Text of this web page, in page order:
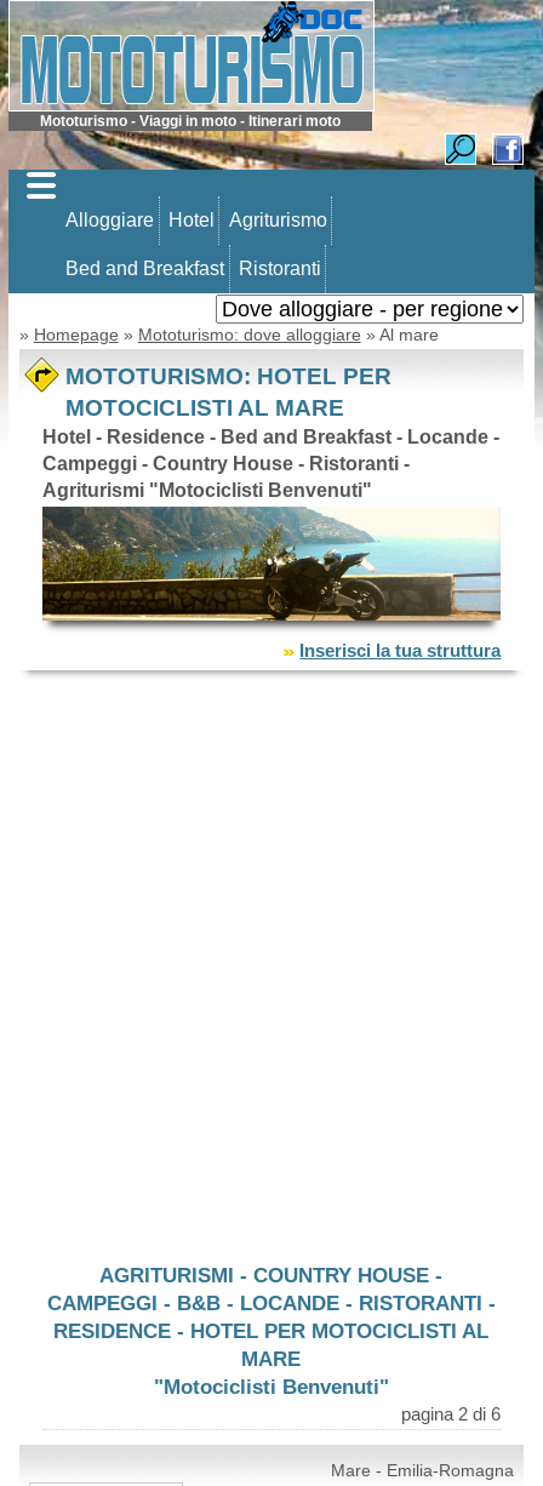
Mototurismo - Viaggi in moto - Itinerari moto
Alloggiare Hotel Agriturismo
Bed and Breakfast Ristoranti
» Homepage » Mototurismo: dove alloggiare » Al mare
MOTOTURISMO: HOTEL PER
MOTOCICLISTI AL MARE
Hotel - Residence - Bed and Breakfast - Locande -
Campeggi - Country House - Ristoranti -
Agriturismi "Motociclisti Benvenuti"
Inserisci la tua struttura
AGRITURISMI - COUNTRY HOUSE -
CAMPEGGI - B&B - LOCANDE - RISTORANTI -
RESIDENCE - HOTEL PER MOTOCICLISTI AL
MARE
"Motociclisti Benvenuti"
pagina 2 di 6
Mare - Emilia-Romagna